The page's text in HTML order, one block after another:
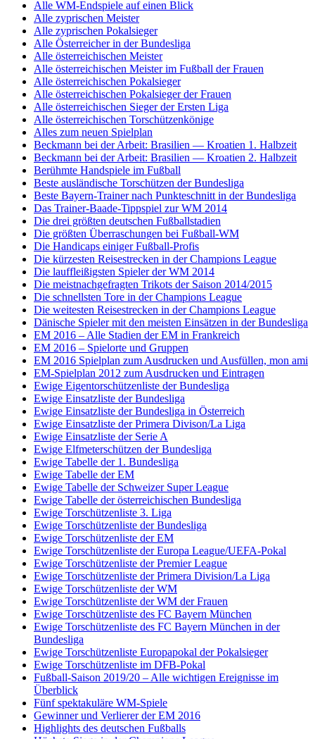
Alle WM-Endspiele auf einen Blick
Alle zyprischen Meister
Alle zyprischen Pokalsieger
Alle Österreicher in der Bundesliga
Alle österreichischen Meister
Alle österreichischen Meister im Fußball der Frauen
Alle österreichischen Pokalsieger
Alle österreichischen Pokalsieger der Frauen
Alle österreichischen Sieger der Ersten Liga
Alle österreichischen Torschützenkönige
Alles zum neuen Spielplan
Beckmann bei der Arbeit: Brasilien — Kroatien 1. Halbzeit
Beckmann bei der Arbeit: Brasilien — Kroatien 2. Halbzeit
Berühmte Handspiele im Fußball
Beste ausländische Torschützen der Bundesliga
Beste Bayern-Trainer nach Punkteschnitt in der Bundesliga
Das Trainer-Baade-Tippspiel zur WM 2014
Die drei größten deutschen Fußballstadien
Die größten Überraschungen bei Fußball-WM
Die Handicaps einiger Fußball-Profis
Die kürzesten Reisestrecken in der Champions League
Die lauffleißigsten Spieler der WM 2014
Die meistnachgefragten Trikots der Saison 2014/2015
Die schnellsten Tore in der Champions League
Die weitesten Reisestrecken in der Champions League
Dänische Spieler mit den meisten Einsätzen in der Bundesliga
EM 2016 – Alle Stadien der EM in Frankreich
EM 2016 – Spielorte und Gruppen
EM 2016 Spielplan zum Ausdrucken und Ausfüllen, mon ami
EM-Spielplan 2012 zum Ausdrucken und Eintragen
Ewige Eigentorschützenliste der Bundesliga
Ewige Einsatzliste der Bundesliga
Ewige Einsatzliste der Bundesliga in Österreich
Ewige Einsatzliste der Primera Divison/La Liga
Ewige Einsatzliste der Serie A
Ewige Elfmeterschützen der Bundesliga
Ewige Tabelle der 1. Bundesliga
Ewige Tabelle der EM
Ewige Tabelle der Schweizer Super League
Ewige Tabelle der österreichischen Bundesliga
Ewige Torschützenliste 3. Liga
Ewige Torschützenliste der Bundesliga
Ewige Torschützenliste der EM
Ewige Torschützenliste der Europa League/UEFA-Pokal
Ewige Torschützenliste der Premier League
Ewige Torschützenliste der Primera Division/La Liga
Ewige Torschützenliste der WM
Ewige Torschützenliste der WM der Frauen
Ewige Torschützenliste des FC Bayern München
Ewige Torschützenliste des FC Bayern München in der
Bundesliga
Ewige Torschützenliste Europapokal der Pokalsieger
Ewige Torschützenliste im DFB-Pokal
Fußball-Saison 2019/20 – Alle wichtigen Ereignisse im
Überblick
Fünf spektakuläre WM-Spiele
Gewinner und Verlierer der EM 2016
Highlights des deutschen Fußballs